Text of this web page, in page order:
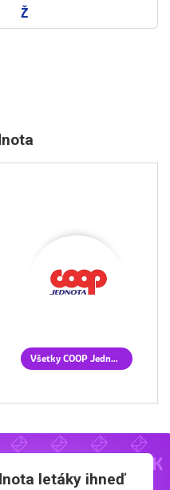
Ž
Všetky COOP Jednota letáky
letáky ihneď